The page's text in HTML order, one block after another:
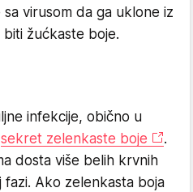
virusom da ga uklone iz
žućkaste boje.
infekcije, obično u
sekret zelenkaste boje
.
dosta više belih krvnih
Ako zelenkasta boja